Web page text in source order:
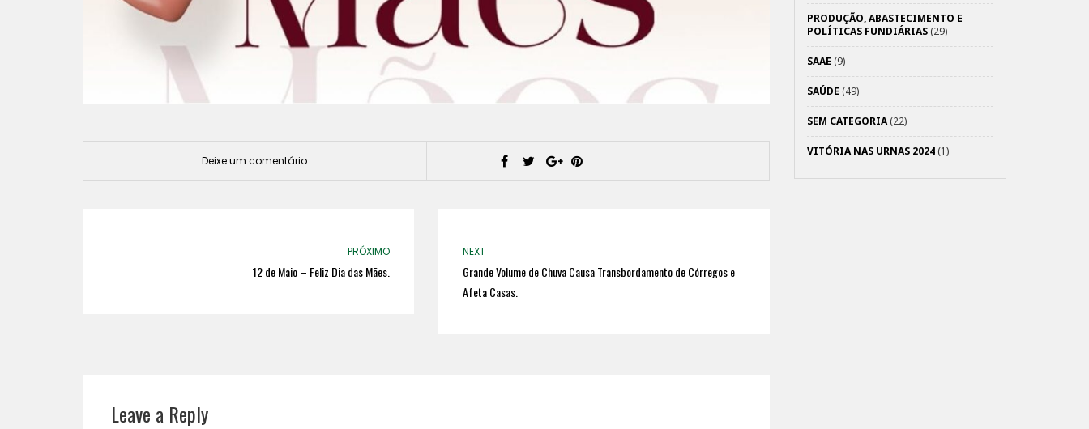
Deixe um comentário
PRÓXIMO
12 de Maio – Feliz Dia das Mães.
NEXT
Grande Volume de Chuva Causa Transbordamento de Córregos e
Afeta Casas.
Leave a Reply
PRODUÇÃO, ABASTECIMENTO E
POLÍTICAS FUNDIÁRIAS(29)
SAAE (9)
SAÚDE (49)
SEM CATEGORIA(22)
VITÓRIA NAS URNAS 2024(1)